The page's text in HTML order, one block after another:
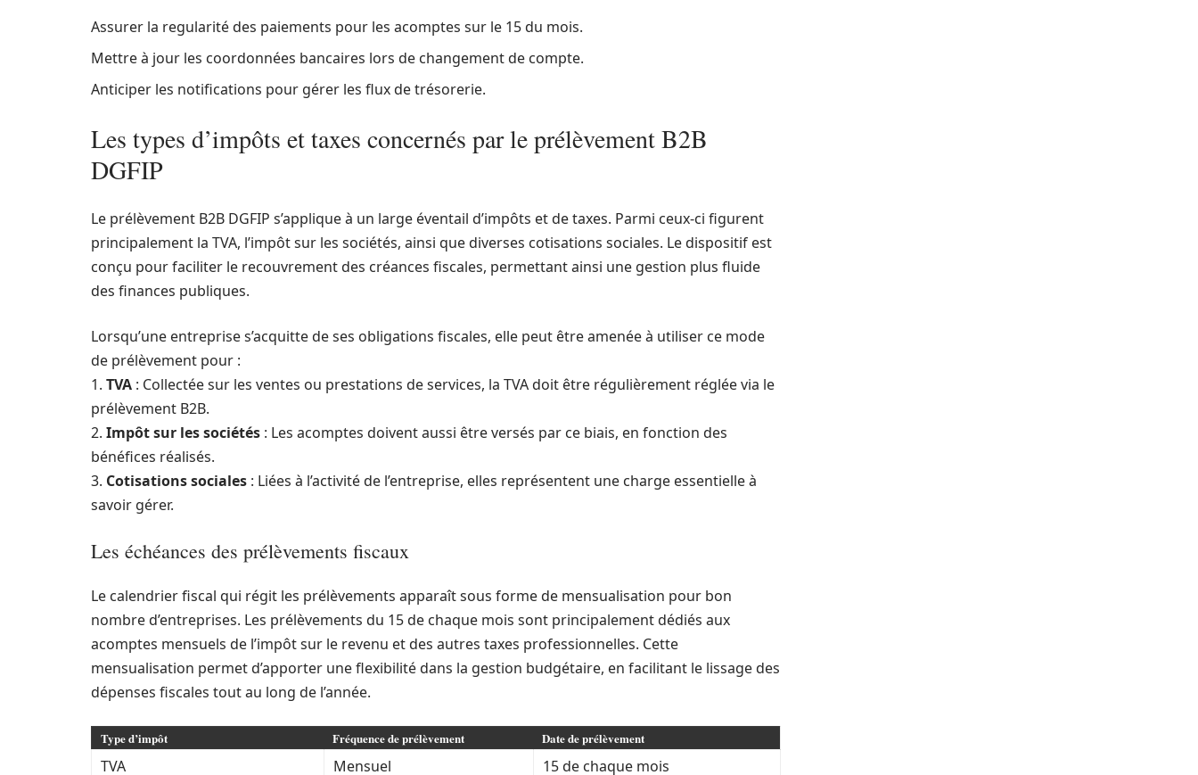
Assurer la regularité des paiements pour les acomptes sur le 15 du mois.
Mettre à jour les coordonnées bancaires lors de changement de compte.
Anticiper les notifications pour gérer les flux de trésorerie.
Les types d’impôts et taxes concernés par le prélèvement B2B
DGFIP
Le prélèvement B2B DGFIP s’applique à un large éventail d’impôts et de taxes. Parmi ceux-ci figurent
principalement la TVA, l’impôt sur les sociétés, ainsi que diverses cotisations sociales. Le dispositif est
conçu pour faciliter le recouvrement des créances fiscales, permettant ainsi une gestion plus fluide
des finances publiques.
Lorsqu’une entreprise s’acquitte de ses obligations fiscales, elle peut être amenée à utiliser ce mode
de prélèvement pour :
1. TVA : Collectée sur les ventes ou prestations de services, la TVA doit être régulièrement réglée via le
prélèvement B2B.
2. Impôt sur les sociétés : Les acomptes doivent aussi être versés par ce biais, en fonction des
bénéfices réalisés.
3. Cotisations sociales : Liées à l’activité de l’entreprise, elles représentent une charge essentielle à
savoir gérer.
Les échéances des prélèvements fiscaux
Le calendrier fiscal qui régit les prélèvements apparaît sous forme de mensualisation pour bon
nombre d’entreprises. Les prélèvements du 15 de chaque mois sont principalement dédiés aux
acomptes mensuels de l’impôt sur le revenu et des autres taxes professionnelles. Cette
mensualisation permet d’apporter une flexibilité dans la gestion budgétaire, en facilitant le lissage des
dépenses fiscales tout au long de l’année.
Type d’impôt Fréquence de prélèvement Date de prélèvement
TVA Mensuel 15 de chaque mois